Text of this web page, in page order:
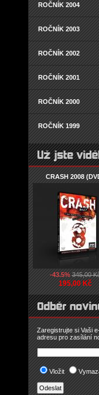
ROČNÍK 2004
ROČNÍK 2003
ROČNÍK 2002
ROČNÍK 2001
ROČNÍK 2000
ROČNÍK 1999
CRASH 2008
-43.5%345,00
195,00 Kč
Zaregistrujte si Vaši
adresu pro zasílání
Vložit